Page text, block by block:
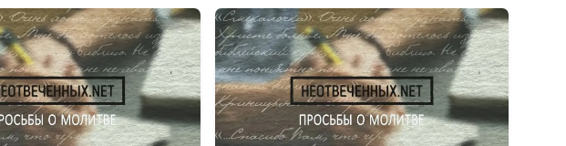
Мы молимся
Мы молимся
Мы молимся
Мы молимся